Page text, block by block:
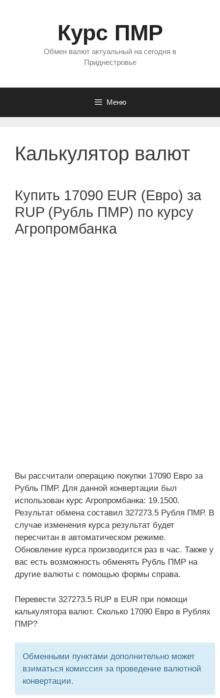
Курс ПМР
Обмен валют актуальный на сегодня в
Приднестровье
Меню
Калькулятор валют
Купить 17090 EUR (Евро) за
RUP (Рубль ПМР) по курсу
Агропромбанка
Вы рассчитали операцию покупки 17090 Евро за
Рубль ПМР. Для данной конвертации был
использован курс Агропромбанка: 19.1500.
Результат обмена составил 327273.5 Рубля ПМР. В
случае изменения курса результат будет
пересчитан в автоматическом режиме.
Обновление курса производится раз в час. Также у
вас есть возможность обменять Рубль ПМР на
другие валюты с помощью формы справа.
Перевести 327273.5 RUP в EUR при помощи
калькулятора валют. Сколько 17090 Евро в Рублях
ПМР?
Обменными пунктами дополнительно может
взиматься комиссия за проведение валютной
конвертации.